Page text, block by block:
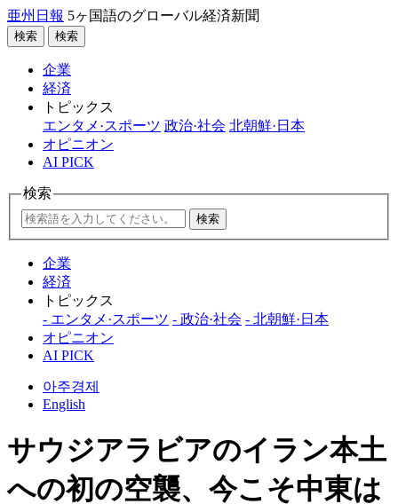
亜州日報 5ヶ国語のグローバル経済新聞
検索 検索
企業
経済
トピックス
エンタメ·スポーツ 政治·社会 北朝鮮·日本
オピニオン
AI PICK
検索
検索
企業
経済
トピックス
- エンタメ·スポーツ - 政治·社会 - 北朝鮮·日本
オピニオン
AI PICK
아주경제
English
サウジアラビアのイラン本土
への初の空襲、今こそ中東は